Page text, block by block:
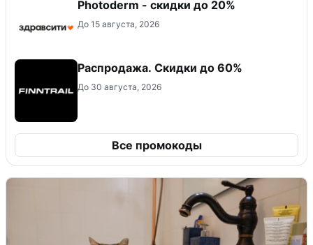
Photoderm - скидки до 20%
До 15 августа, 2026
Распродажа. Скидки до 60%
До 30 августа, 2026
Все промокоды